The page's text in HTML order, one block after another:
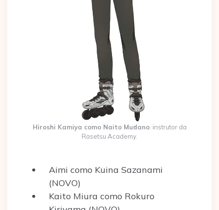
Hiroshi Kamiya como Naito Mudano: instrutor da
Rasetsu Academy.
Aimi como Kuina Sazanami
(NOVO)
Kaito Miura como Rokuro